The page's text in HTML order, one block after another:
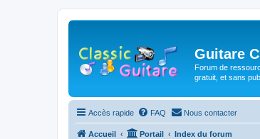
Guitare
Forum de
gratuit, et sans
Accès rapide FAQ Nous contacter
Accueil Portail Index du forum